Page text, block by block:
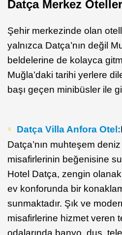
Datça Merkez
Şehir merkezinde olan
yalnızca Datça’nın değil
beldelerine de kolayca
Muğla’daki tarihi yerlere
başı geçen minibüsler ile
Datça Villa Anfora Otel:
Datça’nın muhteşem deniz
misafirlerinin beğenisine
Hotel Datça, zengin
ev konforunda bir
sunmaktadır. Şık ve
misafirlerine hizmet veren
odalarında banyo, duş,